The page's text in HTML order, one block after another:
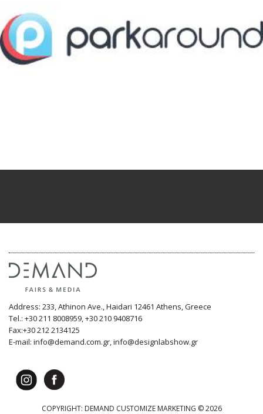
Address: 233, Athinon Ave., Haidari 12461 Athens, Greece
Tel.: +30 211 8008959, +30 210 9408716
Fax:+30 212 2134125
E-mail: info@demand.com.gr, info@designlabshow.gr
COPYRIGHT: DEMAND CUSTOMIZE MARKETING © 2026